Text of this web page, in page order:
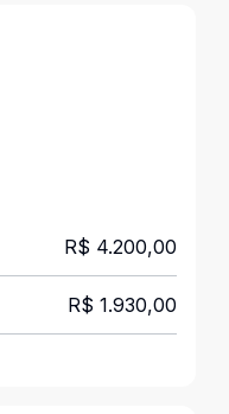
R$ 4.200,00
R$ 1.930,00